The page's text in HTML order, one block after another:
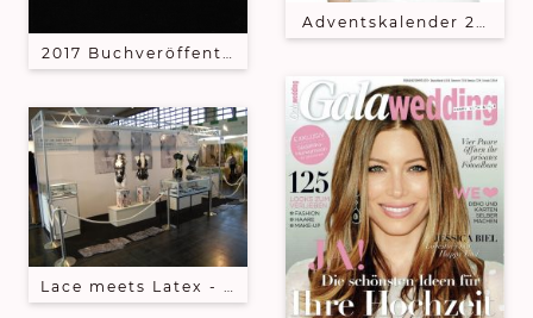
2017 Buchveröffentlichung von Photographen
Lace meets Latex - Sonderausstellung auf der
Adventskalender 2009